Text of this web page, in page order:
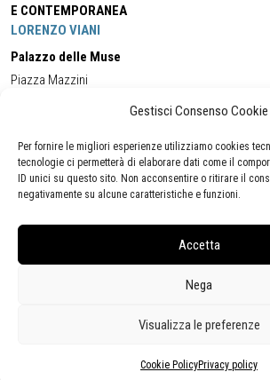
Gestisci Consenso Cookie
Per fornire le migliori esperienze utilizziamo cookies
tecnologie ci permetterà di elaborare dati come il
ID unici su questo sito. Non acconsentire o ritirare il
negativamente su alcune caratteristiche e funzioni.
Accetta
Nega
Visualizza le preferenze
Cookie PolicyPrivacy policy
E CONTEMPORANEA
LORENZO VIANI
Palazzo delle Muse
Piazza Mazzini
Cell:+39 338 5714978 (orario
Tel:
+39 0584 944580
(orario 09.00/13.00)
Email:gamc@comune.viareggio.lu.it
Segnalazione di inaccessibilità